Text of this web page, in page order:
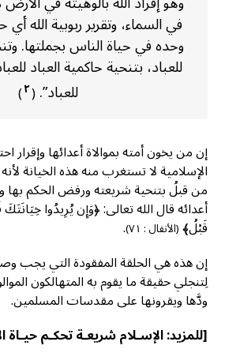
في السماء، وتقرير ربوبية الله
وحده في حياة الناس بجملتها.
للعباد، بتنحية حاكمية العباد
للعباد”.(٢)
إن من يخون أمته بموالاة أعدائها وإقرار
الإسلامية لا تستغرب منه هذه الخيانة
من قبلُ بتنحية شريعته ورفض الحكم بها
أعدائه قال الله تعالى: ﴿وَإِن يُرِيدُوا
قَبْلُ﴾(الأنفال : ٧١)
.
إن هذه هي الحلقة المفقودة التي يجب
لِتنجلي حقيقة ما يقوم به المتهالكون
ودَّها ويقرونها على مقدسات المسلمين.
[للمزيد:الإسـلام شريعـة تحكـم حيـاة